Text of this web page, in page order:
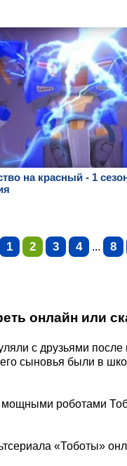
на красный - 1
1 2 3 4 ... 8
онлайн или
с друзьями
сыновья были в
роботами
«Тоботы»